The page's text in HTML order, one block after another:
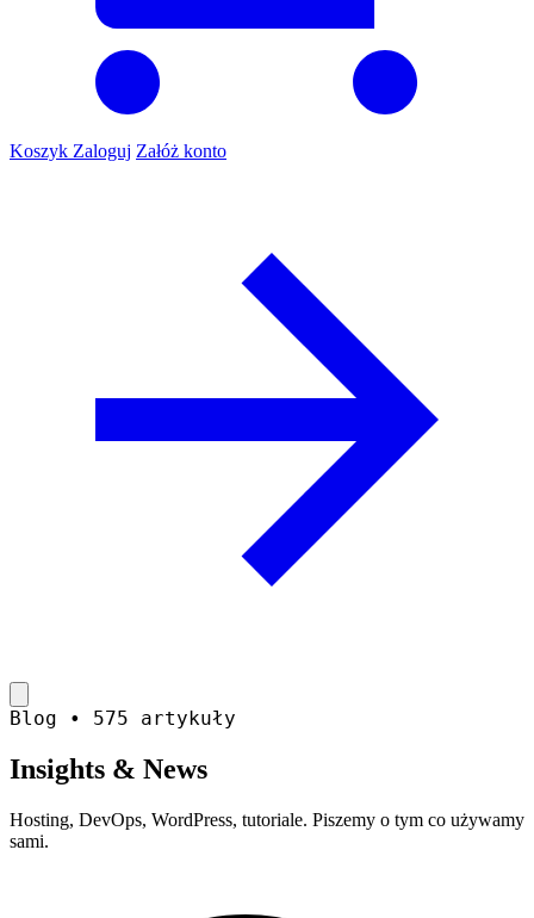
Koszyk Zaloguj Załóż konto
Blog • 575 artykuły
Insights & News
Hosting, DevOps, WordPress, tutoriale. Piszemy o tym co używamy
sami.